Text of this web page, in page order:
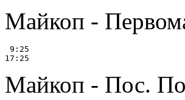
Майкоп -
9:25
Майкоп - Пос.